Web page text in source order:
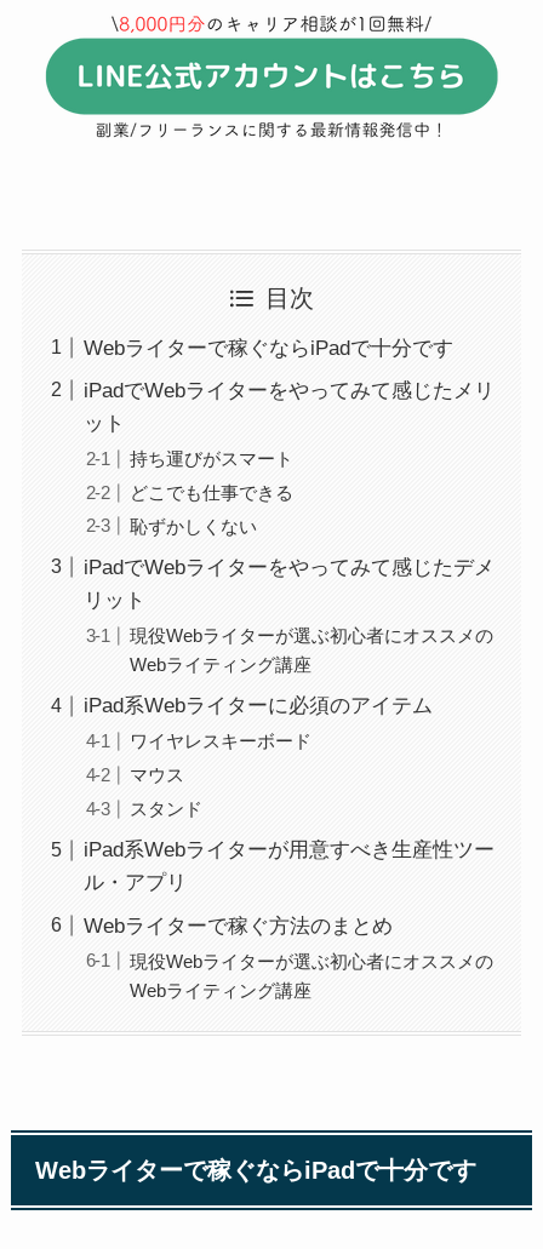
目次
Webライターで稼ぐならiPadで十分です
iPadでWebライターをやってみて感じたメリ
ット
持ち運びがスマート
どこでも仕事できる
恥ずかしくない
iPadでWebライターをやってみて感じたデメ
リット
現役Webライターが選ぶ初心者にオススメの
Webライティング講座
iPad系Webライターに必須のアイテム
ワイヤレスキーボード
マウス
スタンド
iPad系Webライターが用意すべき生産性ツー
ル・アプリ
Webライターで稼ぐ方法のまとめ
現役Webライターが選ぶ初心者にオススメの
Webライティング講座
Webライターで稼ぐならiPadで十分です